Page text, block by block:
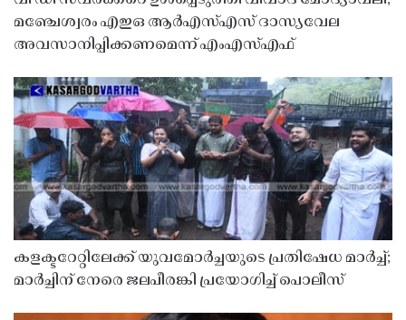
മഞ്ചേശ്വരം എഇഒ ആർഎസ്എസ് ദാസ്യവേല
അവസാനിപ്പിക്കണമെന്ന് എംഎസ്എഫ്
കളക്ടറേറ്റിലേക്ക് യുവമോർച്ചയുടെ പ്രതിഷേധ മാർച്ച്;
മാർച്ചിന് നേരെ ജലപീരങ്കി പ്രയോഗിച്ച് പൊലീസ്